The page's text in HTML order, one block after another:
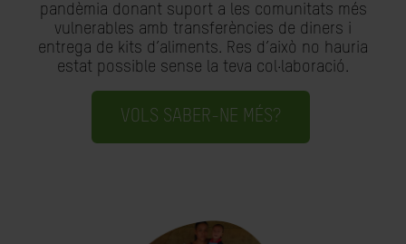
pandèmia donant suport a les comunitats més
vulnerables amb transferències de diners i
entrega de kits d’aliments. Res d’això no hauria
estat possible sense la teva col·laboració.
VOLS SABER-NE MÉS?